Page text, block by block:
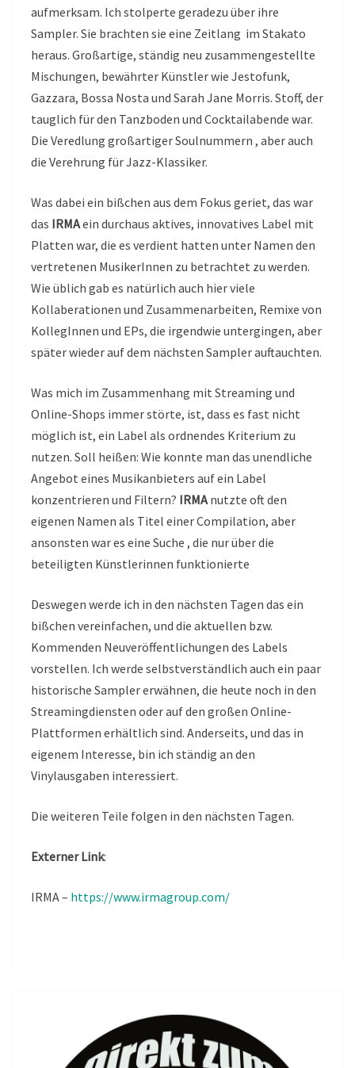
aufmerksam. Ich stolperte geradezu über ihre
Sampler. Sie brachten sie eine Zeitlang im Stakato
heraus. Großartige, ständig neu zusammengestellte
Mischungen, bewährter Künstler wie Jestofunk,
Gazzara, Bossa Nosta und Sarah Jane Morris. Stoff, der
tauglich für den Tanzboden und Cocktailabende war.
Die Veredlung großartiger Soulnummern , aber auch
die Verehrung für Jazz-Klassiker.
Was dabei ein bißchen aus dem Fokus geriet, das war
das IRMAein durchaus aktives, innovatives Label mit
Platten war, die es verdient hatten unter Namen den
vertretenen MusikerInnen zu betrachtet zu werden.
Wie üblich gab es natürlich auch hier viele
Kollaberationen und Zusammenarbeiten, Remixe von
KollegInnen und EPs, die irgendwie untergingen, aber
später wieder auf dem nächsten Sampler auftauchten.
Was mich im Zusammenhang mit Streaming und
Online-Shops immer störte, ist, dass es fast nicht
möglich ist, ein Label als ordnendes Kriterium zu
nutzen. Soll heißen: Wie konnte man das unendliche
Angebot eines Musikanbieters auf ein Label
konzentrieren und Filtern? IRMAnutzte oft den
eigenen Namen als Titel einer Compilation, aber
ansonsten war es eine Suche , die nur über die
beteiligten Künstlerinnen funktionierte
Deswegen werde ich in den nächsten Tagen das ein
bißchen vereinfachen, und die aktuellen bzw.
Kommenden Neuveröffentlichungen des Labels
vorstellen. Ich werde selbstverständlich auch ein paar
historische Sampler erwähnen, die heute noch in den
Streamingdiensten oder auf den großen Online-
Plattformen erhältlich sind. Anderseits, und das in
eigenem Interesse, bin ich ständig an den
Vinylausgaben interessiert.
Die weiteren Teile folgen in den nächsten Tagen.
Externer Link:
IRMA – https://www.irmagroup.com/